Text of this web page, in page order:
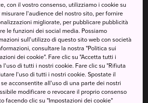
al Monte Fuji aShizuoka
e al Monte
.
è raggiungibile in autobus dallastazione
la stagione escursionistica, in
con il vostro consenso, utilizziamo i cookie su
l'audience del nostro sito, per fornire
migliorate, per pubblicare pubblicità
le funzioni dei social media. Possiamo
sull'utilizzo di questo sito web con società
consultare la nostra "Politica sui
dei cookie". Fare clic su "Accetta tutti i
l'uso di tutti i nostri cookie. Fare clic su "Rifiuta
l'uso di tutti i nostri cookie. Spostate il
acconsentite all'uso di una parte dei nostri
modificare o revocare il proprio consenso
facendo clic su "Impostazioni dei cookie"